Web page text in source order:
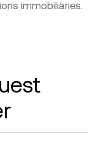
immobiliàries.